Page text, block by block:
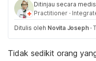
Ditinjau secara
Practitioner ·
Ditulis oleh Novita Joseph ·
Tidak sedikit orang